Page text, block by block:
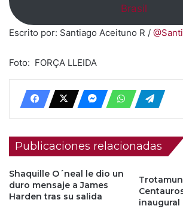
Brasil
Escrito por: Santiago Aceituno R /
Foto: FORÇA LLEIDA
Publicaciones relacionadas
Shaquille O´neal le dio un
duro mensaje a James
Harden tras su salida
inaugural